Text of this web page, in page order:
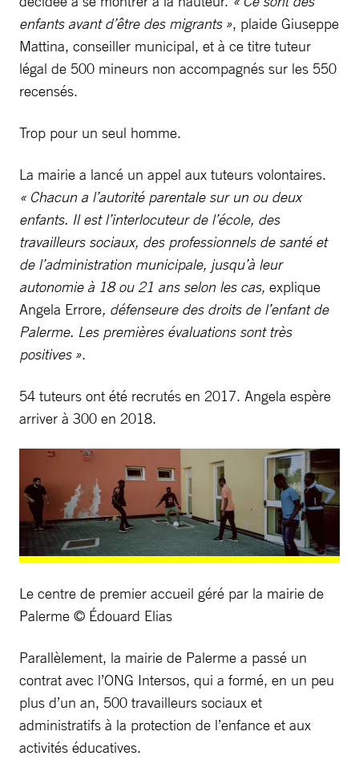
enfants avant d’être des migrants », plaide Giuseppe
Mattina, conseiller municipal, et à ce titre tuteur
légal de 500 mineurs non accompagnés sur les 550
recensés.
Trop pour un seul homme.
La mairie a lancé un appel aux tuteurs volontaires.
« Chacun a l’autorité parentale sur un ou deux
enfants. Il est l’interlocuteur de l’école, des
travailleurs sociaux, des professionnels de santé et
de l’administration municipale, jusqu’à leur
autonomie à 18 ou 21 ans selon les cas, explique
Angela Errore, défenseure des droits de l’enfant de
Palerme. Les premières évaluations sont très
positives ».
54 tuteurs ont été recrutés en 2017. Angela espère
arriver à 300 en 2018.
Le centre de premier accueil géré par la mairie de
Palerme © Édouard Elias
Parallèlement, la mairie de Palerme a passé un
contrat avec l’ONG Intersos, qui a formé, en un peu
plus d’un an, 500 travailleurs sociaux et
administratifs à la protection de l’enfance et aux
activités éducatives.